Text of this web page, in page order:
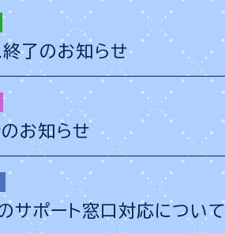
終了のお知らせ
お知らせ
サポート窓口対応について